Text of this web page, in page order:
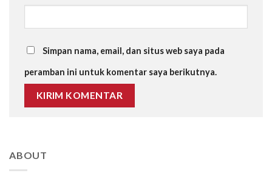
Simpan nama, email, dan situs web saya pada
peramban ini untuk komentar saya berikutnya.
ABOUT